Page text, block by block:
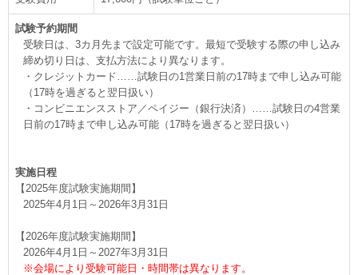
試験予約期間
受験日は、3カ月先まで設定可能です。最短で受験する際の申し込み
締め切り日は、支払方法により異なります。
・クレジットカード……試験日の1営業日前の17時まで申し込み可能
（17時を過ぎると翌日扱い）
・コンビニエンスストア／ペイジー（銀行決済）……試験日の4営業
日前の17時まで申し込み可能（17時を過ぎると翌日扱い）
実施日程
【2025年度試験実施期間】
2025年4月1日～2026年3月31日
【2026年度試験実施期間】
2026年4月1日～2027年3月31日
※会場により受験可能日・時間帯は異なります。